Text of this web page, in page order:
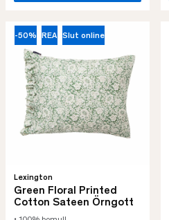
-50% REA Slut online
Lexington
Green Floral Printed
Cotton Sateen Örngott